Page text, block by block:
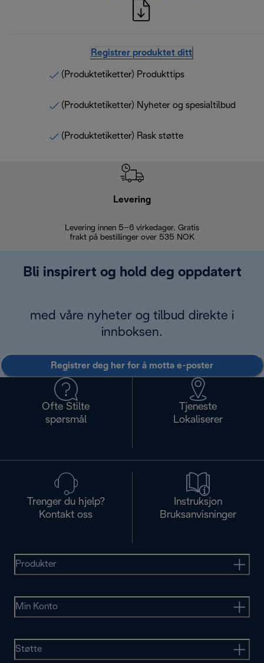
Registrer produktet ditt
(Produktetiketter) Produkttips
(Produktetiketter) Nyheter og spesialtilbud
(Produktetiketter) Rask støtte
Levering
Levering innen 5–6 virkedager. Gratis
frakt på bestillinger over 535 NOK
Bli inspirert og hold deg oppdatert
med våre nyheter og tilbud direkte i
innboksen.
Registrer deg her for å motta e-poster
Ofte Stilte
spørsmål
Tjeneste
Lokaliserer
Trenger du hjelp?
Kontakt oss
Instruksjon
Bruksanvisninger
Produkter
Min Konto
Støtte